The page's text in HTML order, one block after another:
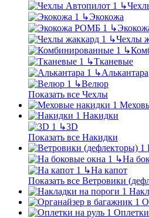
↳
↳Экокожа
↳
↳Чехлы
↳
↳Тканевые
↳Алькантара
↳Велюр
Показать все Чехлы
Накидки
↳3D
Показать все Накидки
↳На
↳На капот
Показать все Ветровики